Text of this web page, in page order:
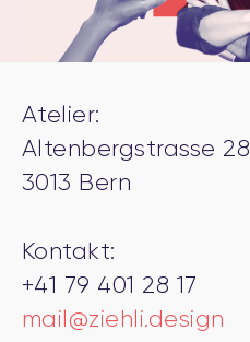
Atelier:
Altenbergstrasse 28
3013 Bern
Kontakt:
+41 79 401 28 17
mail@ziehli.design